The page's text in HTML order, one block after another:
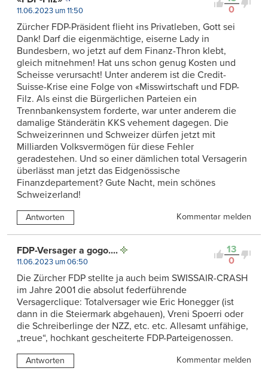
0
11.06.2023 um 11:50
Zürcher FDP-Präsident flieht ins Privatleben, Gott sei
Dank! Darf die eigenmächtige, eiserne Lady in
Bundesbern, wo jetzt auf dem Finanz-Thron klebt,
gleich mitnehmen! Hat uns schon genug Kosten und
Scheisse verursacht! Unter anderem ist die Credit-
Suisse-Krise eine Folge von «Misswirtschaft und FDP-
Filz. Als einst die Bürgerlichen Parteien ein
Trennbankensystem forderte, war unter anderem die
damalige Ständerätin KKS vehement dagegen. Die
Schweizerinnen und Schweizer dürfen jetzt mit
Milliarden Volksvermögen für diese Fehler
geradestehen. Und so einer dämlichen total Versagerin
überlässt man jetzt das Eidgenössische
Finanzdepartement? Gute Nacht, mein schönes
Schweizerland!
Antworten Kommentar melden
13
0
FDP-Versager a gogo....
11.06.2023 um 06:50
Die Zürcher FDP stellte ja auch beim SWISSAIR-CRASH
im Jahre 2001 die absolut federführende
Versagerclique: Totalversager wie Eric Honegger (ist
dann in die Steiermark abgehauen), Vreni Spoerri oder
die Schreiberlinge der NZZ, etc. etc. Allesamt unfähige,
„treue“, hochkant gescheiterte FDP-Parteigenossen.
Antworten Kommentar melden